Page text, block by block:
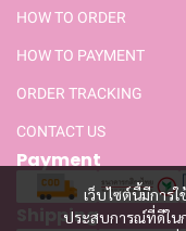
เว็บไซต์นี้มีการ
ประสบการณ์ที่ดีใน
HOW TO ORDER
HOW TO PAYMENT
ORDER TRACKING
CONTACT US
Payment
Shipping